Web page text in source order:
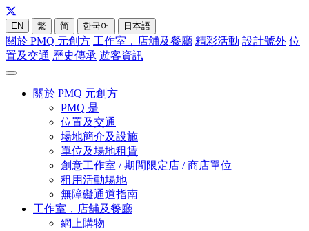
EN 繁 简 한국어 日本語
關於 PMQ 元創方 工作室，店舖及餐廳 精彩活動 設計號外 位
置及交通 歷史傳承 遊客資訊
關於 PMQ 元創方
PMQ 是
位置及交通
場地簡介及設施
單位及場地租賃
創意工作室 / 期間限定店 / 商店單位
租用活動場地
無障礙通道指南
工作室，店舖及餐廳
網上購物